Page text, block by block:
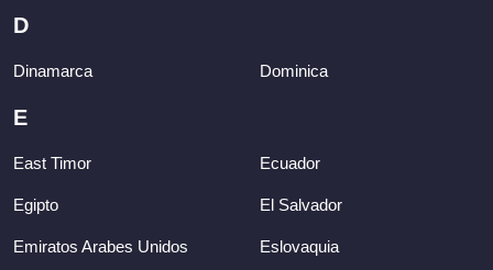
D
Dinamarca Dominica
E
East Timor Ecuador
Egipto El Salvador
Emiratos Arabes Unidos Eslovaquia